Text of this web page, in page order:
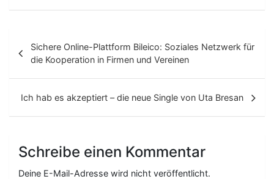
e
i
r
g
Sichere Online-Plattform Bileico: Soziales Netzwerk für
die Kooperation in Firmen und Vereinen
Ich hab es akzeptiert – die neue Single von Uta Bresan
Schreibe einen Kommentar
Deine E-Mail-Adresse wird nicht veröffentlicht.